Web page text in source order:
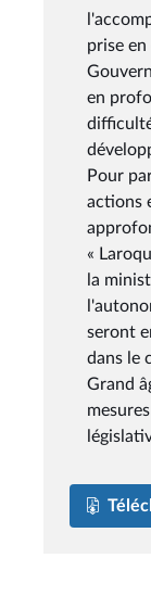
prise
en
Pour
actions
«
la
seront
dans le
Grand